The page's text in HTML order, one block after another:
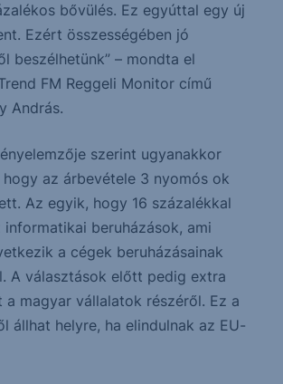
bővülés. Ez egyúttal egy új
Ezért összességében jó
beszélhetünk” – mondta el
FM Reggeli Monitor című
András.
szerint ugyanakkor
az árbevétele 3 nyomós ok
Az egyik, hogy 16 százalékkal
informatikai beruházások, ami
a cégek beruházásainak
A választások előtt pedig extra
magyar vállalatok részéről. Ez a
állhat helyre, ha elindulnak az EU-